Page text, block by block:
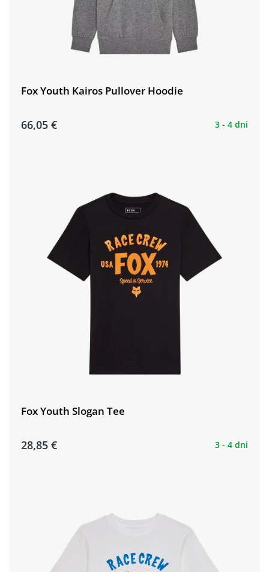
Fox Youth Kairos Pullover Hoodie
66,05 € 3 - 4 dni
Fox Youth Slogan Tee
28,85 € 3 - 4 dni